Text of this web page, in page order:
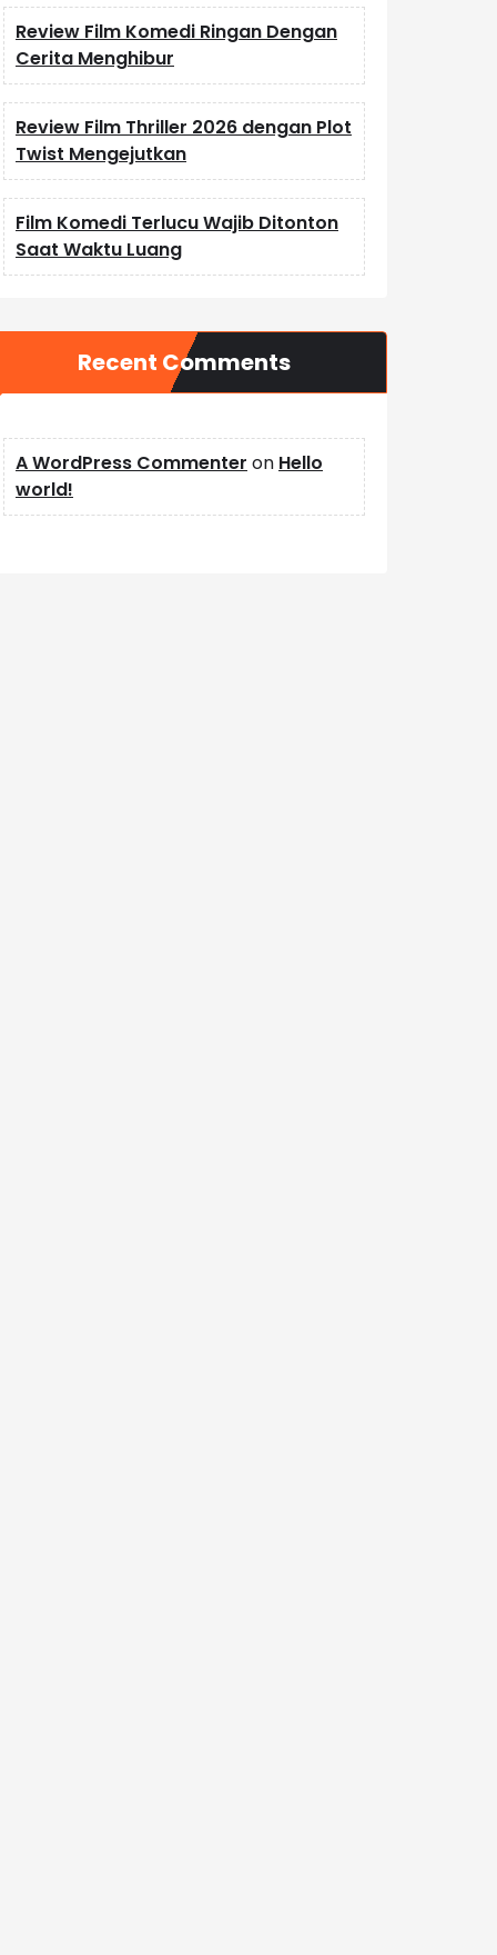
Review Film Komedi Ringan Dengan
Cerita Menghibur
Review Film Thriller 2026 dengan Plot
Twist Mengejutkan
Film Komedi Terlucu Wajib Ditonton
Saat Waktu Luang
Recent Comments
A WordPress Commenter on Hello
world!